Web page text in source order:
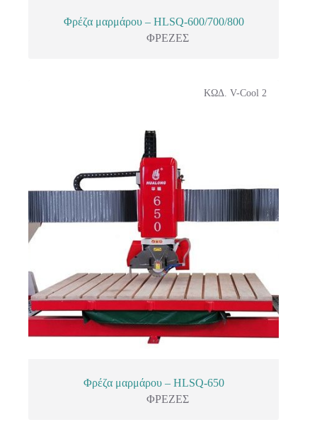
Φρέζα μαρμάρου – HLSQ-600/700/800
ΦΡΕΖΕΣ
Φρέζα μαρμάρου – HLSQ-650
ΚΩΔ. V-Cool 2
ΦΡΕΖΕΣ